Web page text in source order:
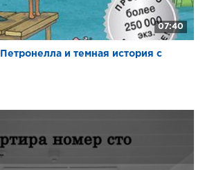
07:40
и темная история с